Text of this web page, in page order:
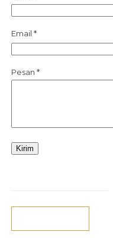
Email*
Pesan*